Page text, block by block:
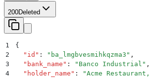
200Deleted
1
{
2
  "
id " : " ba_lmgbvesmihkqzma3 " ,
3
  "
bank_name " : " Banco Industrial " ,
4
  "
holder_name " : "Acme